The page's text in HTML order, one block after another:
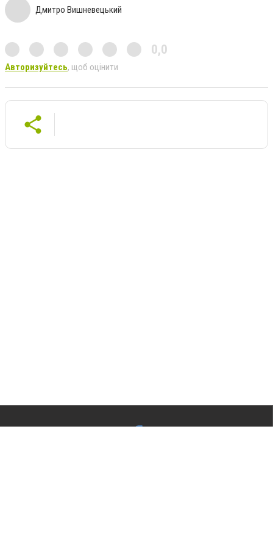
Дмитро Вишневецький
0,0
Авторизуйтесь, щоб оцінити